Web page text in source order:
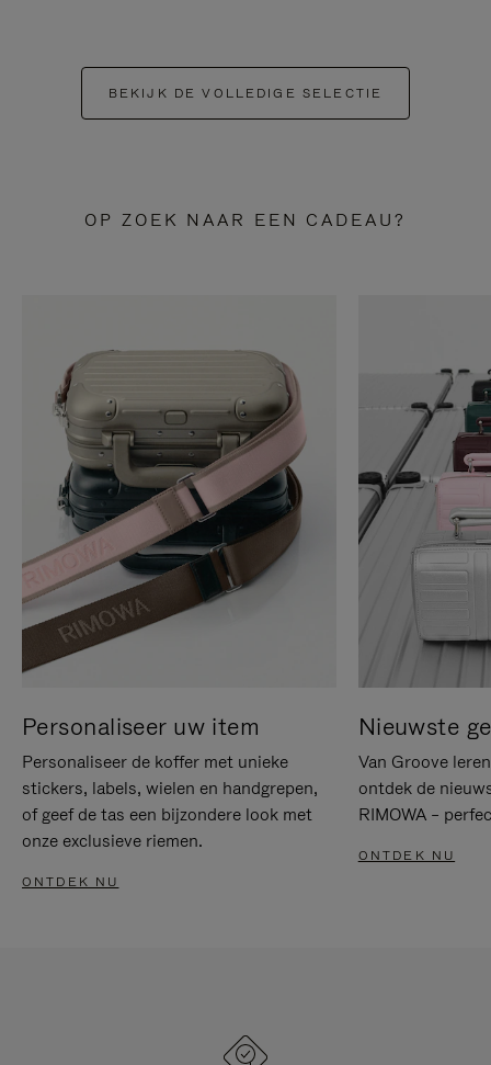
BEKIJK DE VOLLEDIGE SELECTIE
OP ZOEK NAAR EEN CADEAU?
Personaliseer uw item
Personaliseer de koffer met unieke
stickers, labels, wielen en handgrepen,
of geef de tas een bijzondere look met
onze exclusieve riemen.
ONTDEK NU
Nieuwste
Van Groove
ontdek de
RIMOWA –
ONTDEK NU